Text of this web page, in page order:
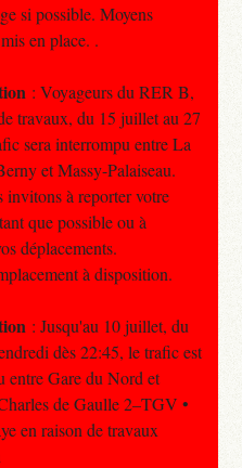
si possible. Moyens
en place. .
: Voyageurs du RER B,
travaux, du 15 juillet au 27
sera interrompu entre La
et Massy-Palaiseau.
invitons à reporter votre
que possible ou à
déplacements.
à disposition.
: Jusqu'au 10 juillet, du
dès 22:45, le trafic est
entre Gare du Nord et
de Gaulle 2–TGV •
en raison de travaux